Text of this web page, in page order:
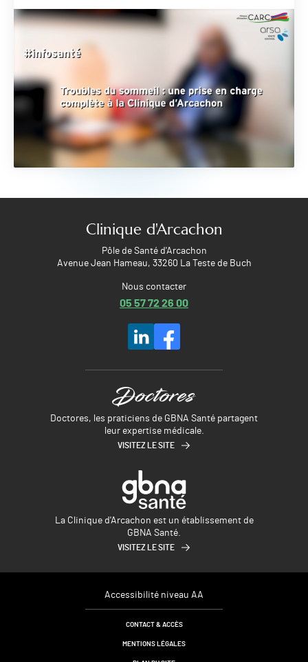
Clinique d'Arcachon
Pôle de Santé d'Arcachon
Avenue Jean Hameau, 33260 La Teste de Buch
Nous contacter
05 57 72 26 00
Doctores, les praticiens de GBNA Santé partagent
leur expertise médicale.
VISITEZ LE SITE
La Clinique d'Arcachon est un établissement de
GBNA Santé.
VISITEZ LE SITE
Accessibilité niveau AA
CONTACT & ACCÈS
MENTIONS LÉGALES